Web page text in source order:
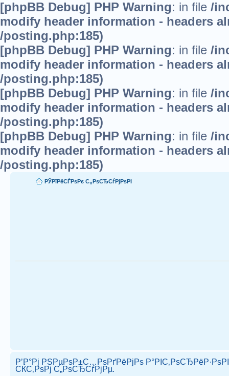
[phpBB Debug] PHP Warning: in file /
modify header information - headers
/posting.php:185)
[phpBB Debug] PHP Warning: in file /
modify header information - headers
/posting.php:185)
[phpBB Debug] PHP Warning: in file /
modify header information - headers
/posting.php:185)
[phpBB Debug] PHP Warning: in file /
modify header information - headers
/posting.php:185)
РЎРїРёСЃРѕРє С„РѕСЂСѓРјРѕРІ
Р’Р°Рј РЅРµРѕР±С…РѕРґРёРјРѕ
СЌС‚РѕРј С„РѕСЂСѓРјРµ.